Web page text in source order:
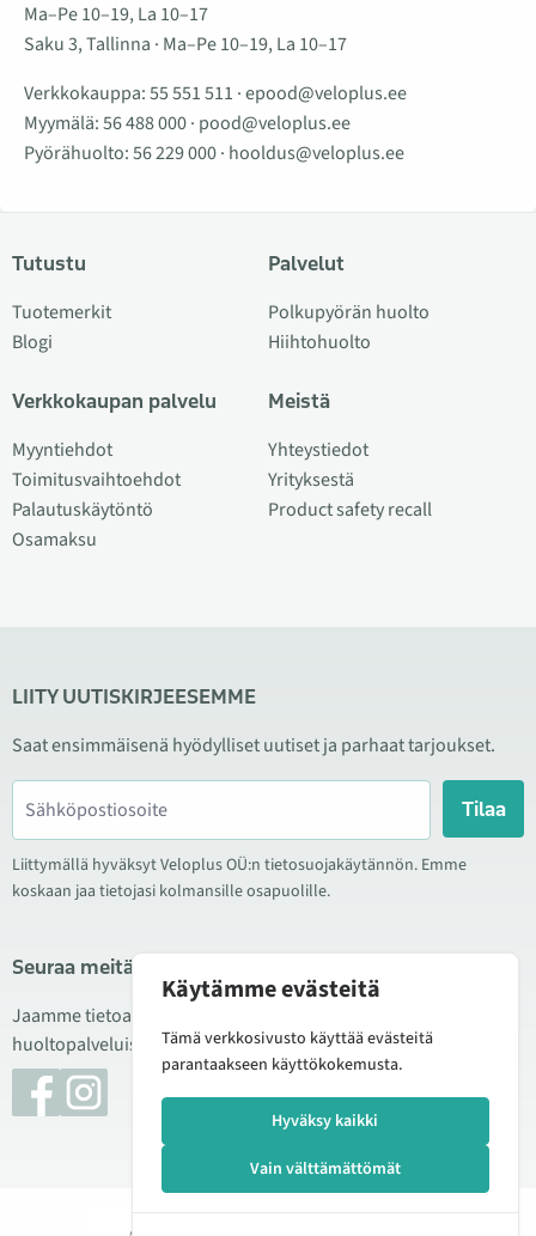
Ma–Pe 10–19, La 10–17
Saku 3, Tallinna · Ma–Pe 10–19, La 10–17
Verkkokauppa:55 551 511 ·epood@veloplus.ee
Myymälä:56 488 000· pood@veloplus.ee
Pyörähuolto:56 229 000· hooldus@veloplus.ee
Tutustu
Tuotemerkit
Blogi
Verkkokaupan palvelu
Myyntiehdot
Toimitusvaihtoehdot
Palautuskäytöntö
Osamaksu
Palvelut
Polkupyörän huolto
Hiihtohuolto
Meistä
Yhteystiedot
Yrityksestä
Product safety recall
LIITY UUTISKIRJEESEMME
Saat ensimmäisenä hyödylliset uutiset ja parhaat tarjoukset.
Tilaa
Liittymällä hyväksyt Veloplus OÜ:n tietosuojakäytännön. Emme
koskaan jaa tietojasi kolmansille osapuolille.
Seuraa meitä sosiaalisessa mediassa
Jaamme tietoa hyvistä tarjouksista, uusista tuotteista ja
huoltopalveluista. Joskus julkaisemme myös tuote-esittelyjä.
© 2026 Veloplus OÜ. Kaikki oikeudet pidätetään
Käytämme evästeitä
Tämä verkkosivusto käyttää evästeitä
parantaakseen käyttökokemusta.
Hyväksy kaikki
Vain välttämättömät